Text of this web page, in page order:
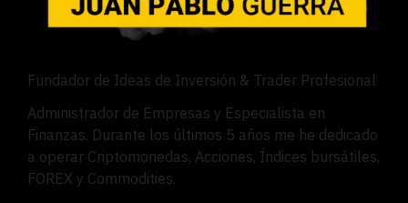
Fundador de Ideas de Inversión & Trader Profesional
Administrador de Empresas y Especialista en
Finanzas. Durante los últimos 5 años me he dedicado
a operar Criptomonedas, Acciones, Índices bursátiles,
FOREX y Commodities.